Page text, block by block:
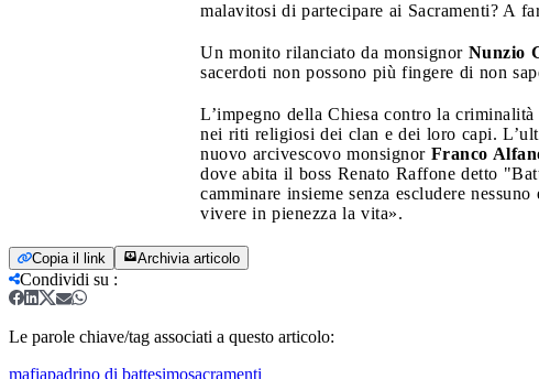
malavitosi di partecipare ai Sacramenti? A
Un monito rilanciato da monsignor Nunzio
sacerdoti non possono più fingere di non
L’impegno della Chiesa contro la
nei riti religiosi dei clan e dei loro capi.
nuovo arcivescovo monsignor Franco
dove abita il boss Renato Raffone detto
camminare insieme senza escludere
vivere in pienezza la vita».
Copia il link Archivia articolo
Condividi su :
Le parole chiave/tag associati a questo articolo:
mafiapadrino di battesimosacramenti